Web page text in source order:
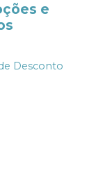
e
Desconto